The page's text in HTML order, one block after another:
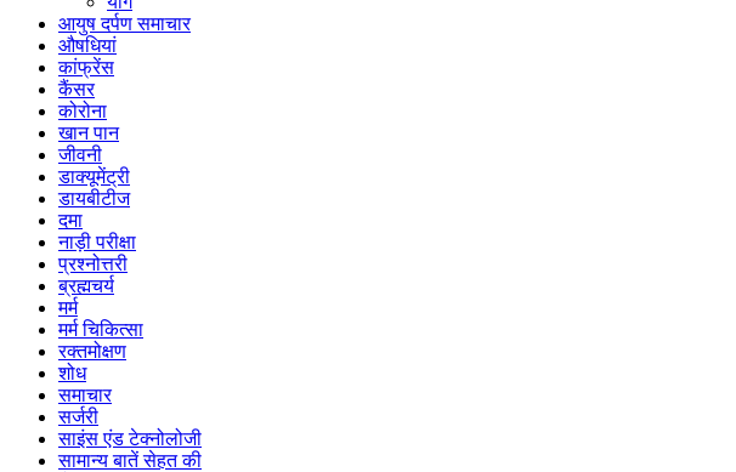
आयुष दर्पण समाचार
औषधियां
कांफ्रेंस
कैंसर
कोरोना
खान पान
जीवनी
डाक्यूमेंट्री
डायबीटीज
दमा
नाड़ी परीक्षा
प्रश्नोत्तरी
ब्रह्मचर्य
मर्म
मर्म चिकित्सा
रक्तमोक्षण
शोध
समाचार
सर्जरी
साइंस एंड टेक्नोलोजी
सामान्य बातें सेहत की